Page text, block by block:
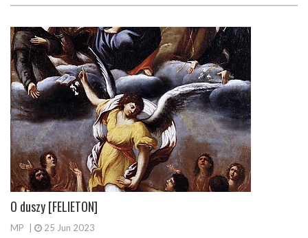
O duszy [FELIETON]
MP
25 Jun 2023